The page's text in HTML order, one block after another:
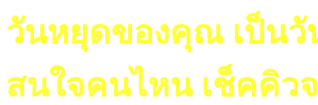
วันหยุดของคุณ เป็นวั
สนใจคนไหน เช็คคิว